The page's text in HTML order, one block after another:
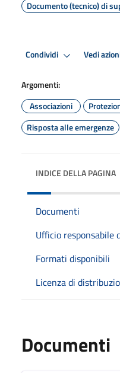
Documento (tecnico) di
Condividi Vedi
Argomenti:
Associazioni
Risposta alle emergenze
INDICE DELLA PAGINA
Documenti
Ufficio responsabile
Formati disponibili
Licenza di
Documenti